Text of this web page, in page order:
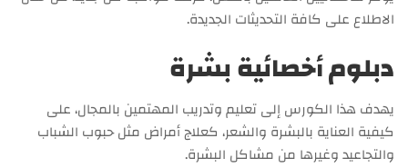
الاطلاع على كافة التحديثات الجديدة.
دبلوم أخصائية بشرة
يهدف هذا الكورس إلى تعليم وتدريب المهتمين بالمجال، على
كيفية العناية بالبشرة والشعر، كعلاج أمراض مثل حبوب الشباب
والتجاعيد وغيرها من مشاكل البشرة.